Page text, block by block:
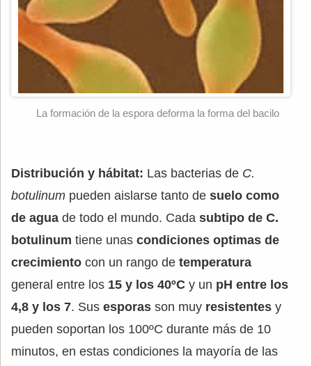
La formación de la espora deforma la forma del bacilo
Distribución y hábitat: Las bacterias de C.
botulinum pueden aislarse tanto de suelo como
de agua de todo el mundo. Cada subtipo de C.
botulinum tiene unas condiciones optimas de
crecimiento con un rango de temperatura
general entre los 15 y los 40ºC y un pH entre los
4,8 y los 7. Sus esporas son muy resistentes y
pueden soportan los 100ºC durante más de 10
minutos, en estas condiciones la mayoría de las